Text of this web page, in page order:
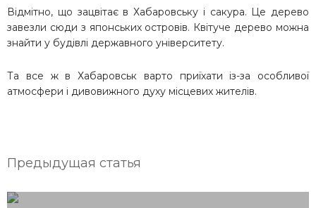
Відмітно, що зацвітає в Хабаровську і сакура. Це дерево
завезли сюди з японських островів. Квітуче дерево можна
знайти у будівлі державного університету.
Та все ж в Хабаровськ варто приїхати із-за особливої
атмосфери і дивовижного духу місцевих жителів.
Предыдущая статья